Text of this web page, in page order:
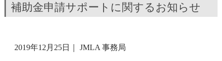
補助金申請サポートに関するお知らせ
2019年12月25日 JMLA 事務局